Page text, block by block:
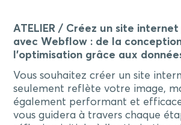
ATELIER / Créez un site
avec Webflow : de la
l’optimisation grâce aux
Vous souhaitez créer un site
seulement reflète votre image,
également performant et
vous guidera à travers chaque